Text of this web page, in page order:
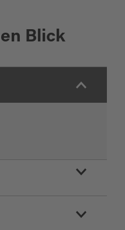
Blick